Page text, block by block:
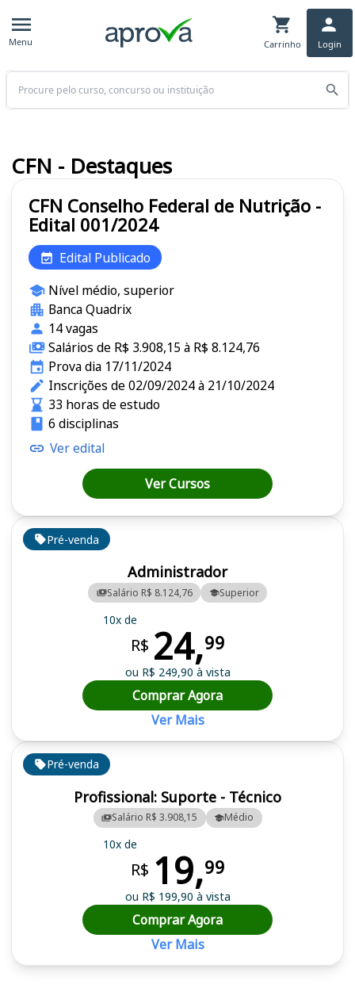
Menu Carrinho Login
Buscar
Pré-venda
Profissional: Suporte - Técnico
Salário R$ 3.908,15 Médio
10x de
R$ 19,99
ou R$ 199,90 à vista
Comprar Agora
Ver Mais
Pré-venda
Administrador
Salário R$ 8.124,76 Superior
10x de
R$ 24,99
ou R$ 249,90 à vista
Comprar Agora
Ver Mais
CFN Conselho Federal de Nutrição -
Edital 001/2024
Edital Publicado
Nível médio, superior
Banca Quadrix
14 vagas
Salários de R$ 3.908,15 à R$ 8.124,76
Prova dia 17/11/2024
Inscrições de 02/09/2024 à 21/10/2024
33 horas de estudo
6 disciplinas
Ver edital
Ver Cursos
CFN - Destaques